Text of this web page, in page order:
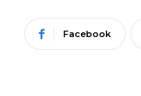
Facebook